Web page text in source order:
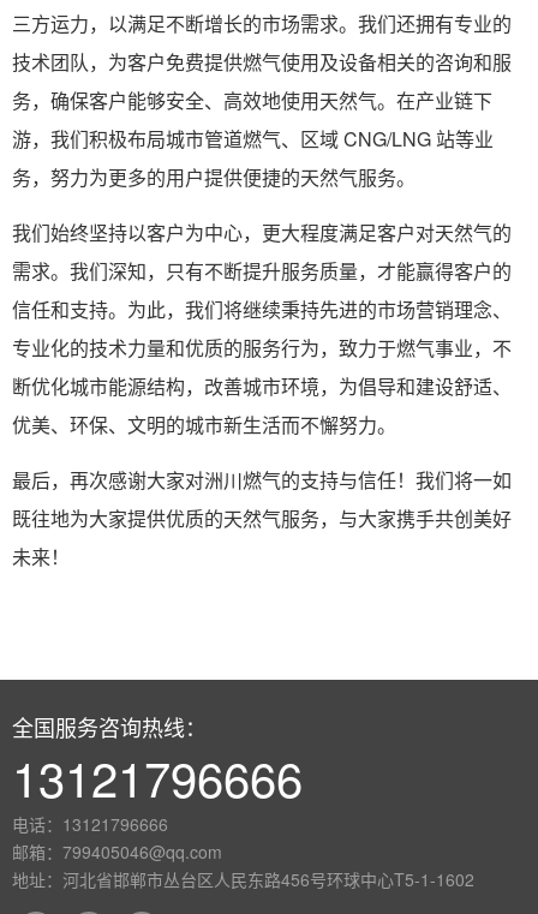
三方运力，以满足不断增长的市场需求。我们还拥有专业的
技术团队，为客户免费提供燃气使用及设备相关的咨询和服
务，确保客户能够安全、高效地使用天然气。在产业链下
游，我们积极布局城市管道燃气、区域 CNG/LNG 站等业
务，努力为更多的用户提供便捷的天然气服务。
我们始终坚持以客户为中心，更大程度满足客户对天然气的
需求。我们深知，只有不断提升服务质量，才能赢得客户的
信任和支持。为此，我们将继续秉持先进的市场营销理念、
专业化的技术力量和优质的服务行为，致力于燃气事业，不
断优化城市能源结构，改善城市环境，为倡导和建设舒适、
优美、环保、文明的城市新生活而不懈努力。
最后，再次感谢大家对洲川燃气的支持与信任！我们将一如
既往地为大家提供优质的天然气服务，与大家携手共创美好
未来！
全国服务咨询热线：
13121796666
电话：13121796666
邮箱：799405046@qq.com
地址：河北省邯郸市丛台区人民东路456号环球中心T5-1-1602